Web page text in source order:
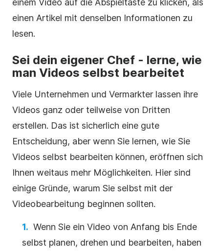
einen Artikel mit denselben Informationen zu
lesen.
Sei dein eigener Chef - lerne, wie
man Videos selbst bearbeitet
Viele Unternehmen und Vermarkter lassen ihre
Videos ganz oder teilweise von Dritten
erstellen. Das ist sicherlich eine gute
Entscheidung, aber wenn Sie lernen, wie Sie
Videos selbst bearbeiten können, eröffnen sich
Ihnen weitaus mehr Möglichkeiten. Hier sind
einige Gründe, warum Sie selbst mit der
Videobearbeitung beginnen sollten.
Wenn Sie ein Video von Anfang bis Ende
selbst planen, drehen und bearbeiten, haben